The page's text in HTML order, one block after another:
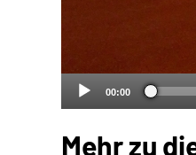
00:00
Mehr zu